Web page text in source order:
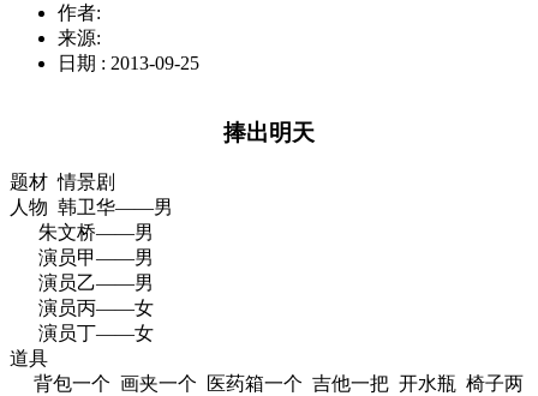
作者:
来源:
日期 : 2013-09-25
捧出明天
题材 情景剧
人物 韩卫华——男
朱文桥——男
演员甲——男
演员乙——男
演员丙——女
演员丁——女
道具
背包一个 画夹一个 医药箱一个 吉他一把 开水瓶 椅子两